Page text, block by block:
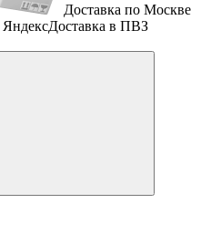
Доставка по Москве
ЯндексДоставка в ПВЗ